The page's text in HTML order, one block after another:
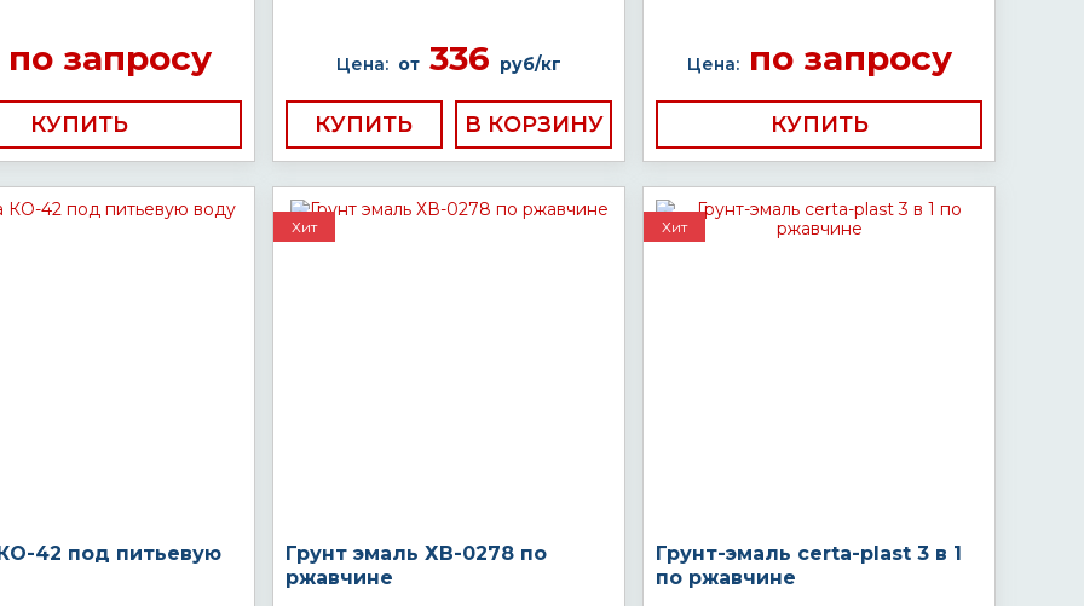
запросу
КУПИТЬ
Цена: от 336 руб/кг
КУПИТЬ
Цена:по запросу
КУПИТЬ
42 под питьевую
Хит
Грунт эмаль ХВ-0278 по
ржавчине
Хит
Грунт-эмаль certa-plast 3 в 1
по ржавчине